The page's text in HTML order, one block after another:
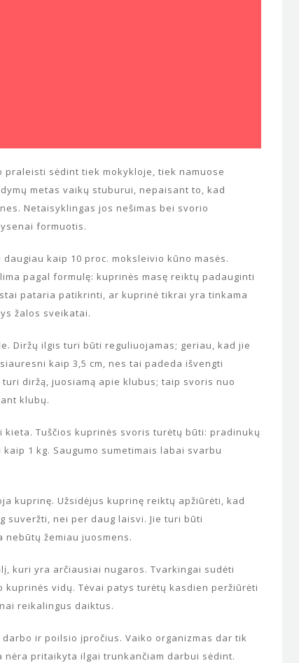
sėdint tiek mokykloje, tiek namuose
metas vaikų stuburui, nepaisant to, kad
Netaisyklingas jos nešimas bei svorio
formuotis.
kaip 10 proc. moksleivio kūno masės.
pagal formulę: kuprinės masę reiktų padauginti
pataria patikrinti, ar kuprinė tikrai yra tinkama
žalos sveikatai.
Diržų ilgis turi būti reguliuojamas; geriau, kad jie
kaip 3,5 cm, nes tai padeda išvengti
diržą, juosiamą apie klubus; taip svoris nuo
klubų.
Tuščios kuprinės svoris turėtų būti: pradinukų
1 kg. Saugumo sumetimais labai svarbu
kuprinę. Užsidėjus kuprinę reiktų apžiūrėti, kad
suveržti, nei per daug laisvi. Jie turi būti
žemiau juosmens.
kuri yra arčiausiai nugaros. Tvarkingai sudėti
vidų. Tėvai patys turėtų kasdien peržiūrėti
reikalingus daiktus.
ir poilsio įpročius. Vaiko organizmas dar tik
pritaikyta ilgai trunkančiam darbui sėdint.
AKADEMIJA